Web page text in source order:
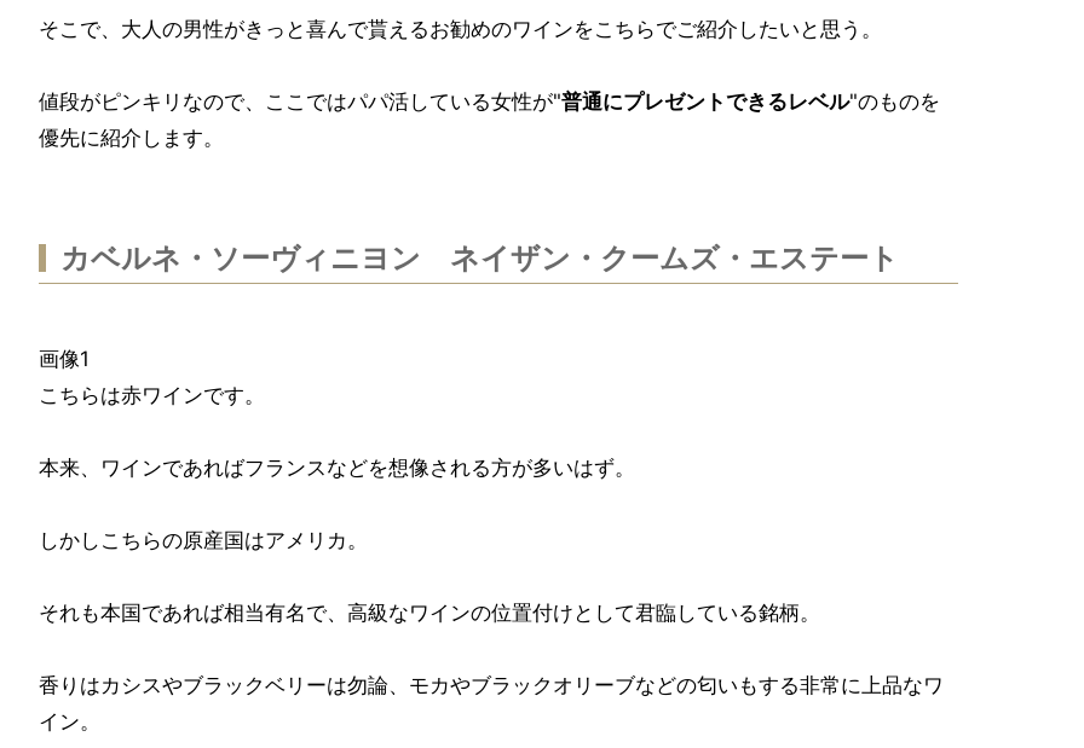
そこで、大人の男性がきっと喜んで貰えるお勧めのワインをこちらでご紹介したいと思う。
値段がピンキリなので、ここではパパ活している女性が"普通にプレゼントできるレベル"のものを
優先に紹介します。
カベルネ・ソーヴィニヨン ネイザン・クームズ・エステート
画像1
こちらは赤ワインです。
本来、ワインであればフランスなどを想像される方が多いはず。
しかしこちらの原産国はアメリカ。
それも本国であれば相当有名で、高級なワインの位置付けとして君臨している銘柄。
香りはカシスやブラックベリーは勿論、モカやブラックオリーブなどの匂いもする非常に上品なワ
イン。